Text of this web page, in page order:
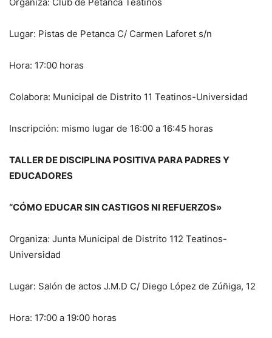
Lugar: Pistas de Petanca C/ Carmen Laforet s/n
Hora: 17:00 horas
Colabora: Municipal de Distrito 11 Teatinos-Universidad
Inscripción: mismo lugar de 16:00 a 16:45 horas
TALLER DE DISCIPLINA POSITIVA PARA PADRES Y
EDUCADORES
“CÓMO EDUCAR SIN CASTIGOS NI REFUERZOS»
Organiza: Junta Municipal de Distrito 112 Teatinos-
Universidad
Lugar: Salón de actos J.M.D C/ Diego López de Zúñiga, 12
Hora: 17:00 a 19:00 horas